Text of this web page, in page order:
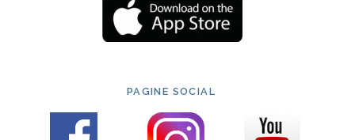
PAGINE SOCIAL